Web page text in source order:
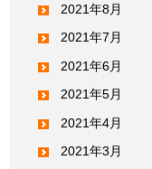
2021年8月
2021年7月
2021年6月
2021年5月
2021年4月
2021年3月